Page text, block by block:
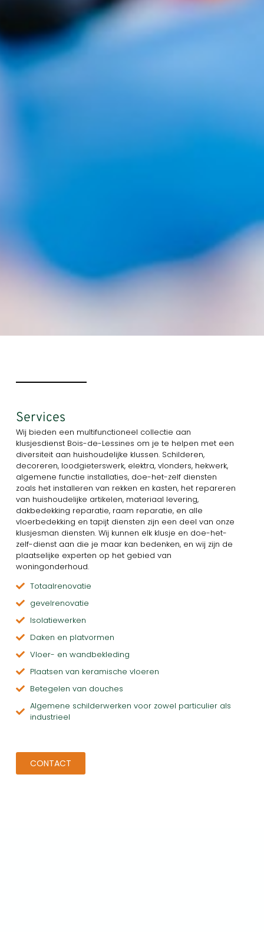
Services
Wij bieden een multifunctioneel collectie aan
klusjesdienst Bois-de-Lessines om je te helpen met een
diversiteit aan huishoudelijke klussen. Schilderen,
decoreren, loodgieterswerk, elektra, vlonders, hekwerk,
algemene functie installaties, doe-het-zelf diensten
zoals het installeren van rekken en kasten, het repareren
van huishoudelijke artikelen, materiaal levering,
dakbedekking reparatie, raam reparatie, en alle
vloerbedekking en tapijt diensten zijn een deel van onze
klusjesman diensten. Wij kunnen elk klusje en doe-het-
zelf-dienst aan die je maar kan bedenken, en wij zijn de
plaatselijke experten op het gebied van
woningonderhoud.
Totaalrenovatie
gevelrenovatie
Isolatiewerken
Daken en platvormen
Vloer- en wandbekleding
Plaatsen van keramische vloeren
Betegelen van douches
Algemene schilderwerken voor zowel particulier als
industrieel
CONTACT